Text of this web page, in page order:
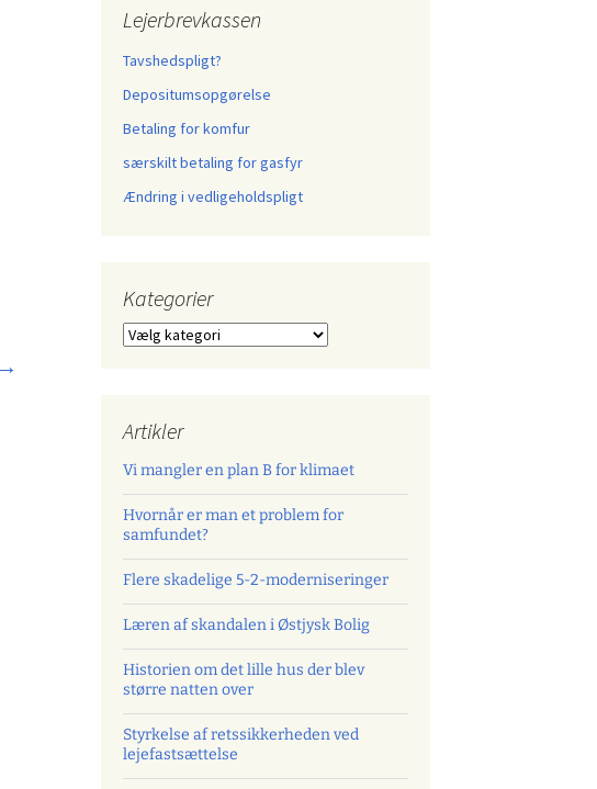
→
Lejerbrevkassen
Tavshedspligt?
Depositumsopgørelse
Betaling for komfur
særskilt betaling for gasfyr
Ændring i vedligeholdspligt
Kategorier
Kategorier
Artikler
Vi mangler en plan B for klimaet
Hvornår er man et problem for
samfundet?
Flere skadelige 5-2-moderniseringer
Læren af skandalen i Østjysk Bolig
Historien om det lille hus der blev
større natten over
Styrkelse af retssikkerheden ved
lejefastsættelse